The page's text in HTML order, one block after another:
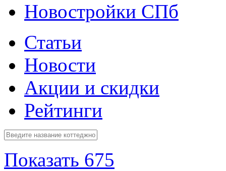
Новостройки СПб
Статьи
Новости
Акции и скидки
Рейтинги
Показать 675